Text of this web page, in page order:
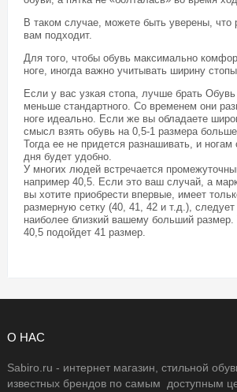
В таком случае, можете быть уверены, что
вам подходит.
Для того, чтобы обувь максимально
ноге, иногда важно учитывать ширину
Если у вас узкая стопа, лучше брать
меньше стандартного. Со временем они
ноге идеально. Если же вы обладаете
смысл взять обувь на 0,5-1 размера больше
Тогда ее не придется разнашивать, и ногам
дня будет удобно.
У многих людей встречается
например 40,5. Если это ваш случай, а
вы хотите приобрести впервые, имеет
размерную сетку (40, 41, 42 и т.д.),
наиболее близкий вашему больший размер.
40,5 подойдет 41 размер.
О НАС
Sabiro.ru - интернет магазин, стильной
известных брендов по самым доступным